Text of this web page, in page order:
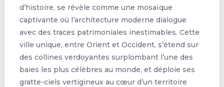
d’histoire, se révèle comme une mosaïque
captivante où l’architecture moderne dialogue
avec des traces patrimoniales inestimables. Cette
ville unique, entre Orient et Occident, s’étend sur
des collines verdoyantes surplombant l’une des
baies les plus célèbres au monde, et déploie ses
gratte-ciels vertigineux au cœur d’un territoire